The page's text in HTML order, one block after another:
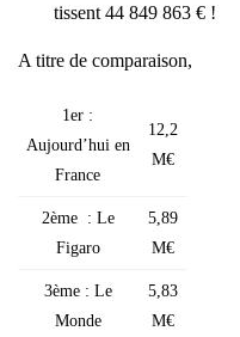
tissent 44 849 863 € !
A titre de com­pa­rai­son,
1er :
Aujourd’hui en
France
12,2
M€
2ème : Le
Figa­ro
5,89
M€
3ème : Le
Monde
5,83
M€